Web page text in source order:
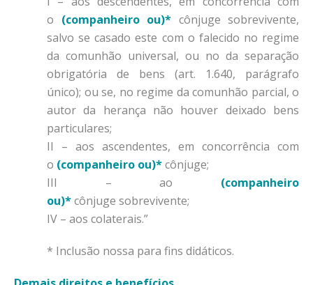
o (companheiro ou)* cônjuge sobrevivente,
salvo se casado este com o falecido no regime
da comunhão universal, ou no da separação
obrigatória de bens (art. 1.640, parágrafo
único); ou se, no regime da comunhão parcial, o
autor da herança não houver deixado bens
particulares;
II – aos ascendentes, em concorrência com
o (companheiro ou)*cônjuge;
III – ao (companheiro
ou)*cônjuge sobrevivente;
IV – aos colaterais.”
* Inclusão nossa para fins didáticos.